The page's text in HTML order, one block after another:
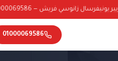
زانوسي فريش — 01000069586
01000069586